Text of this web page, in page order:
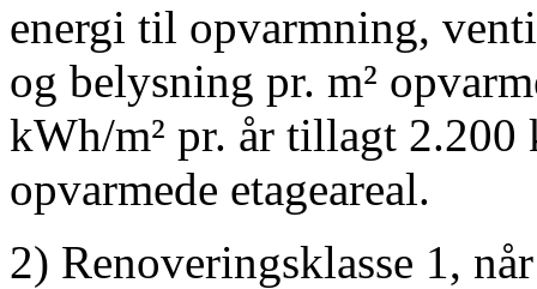
energi til opvarmning,
og belysning pr. m²
kWh/m² pr. år tillagt
opvarmede etageareal.
2) Renoveringsklasse 1,